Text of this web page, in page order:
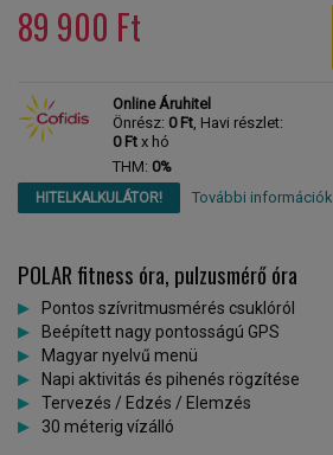
89 900 Ft
Online Áruhitel
Önrész: 0 Ft, Havi részlet:
0 Ft x hó
THM: 0%
HITELKALKULÁTOR! További információk
POLAR fitness óra, pulzusmérő óra
Pontos szívritmusmérés csuklóról
Beépített nagy pontosságú GPS
Magyar nyelvű menü
Napi aktivitás és pihenés rögzítése
Tervezés / Edzés / Elemzés
30 méterig vízálló